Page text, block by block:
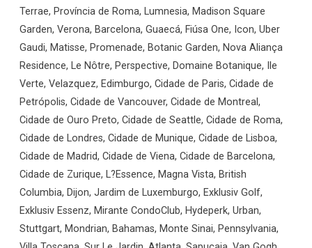
Terrae, Província de Roma, Lumnesia, Madison Square
Garden, Verona, Barcelona, Guaecá, Fiúsa One, Icon, Uber
Gaudi, Matisse, Promenade, Botanic Garden, Nova Aliança
Residence, Le Nôtre, Perspective, Domaine Botanique, Ile
Verte, Velazquez, Edimburgo, Cidade de Paris, Cidade de
Petrópolis, Cidade de Vancouver, Cidade de Montreal,
Cidade de Ouro Preto, Cidade de Seattle, Cidade de Roma,
Cidade de Londres, Cidade de Munique, Cidade de Lisboa,
Cidade de Madrid, Cidade de Viena, Cidade de Barcelona,
Cidade de Zurique, L?Essence, Magna Vista, British
Columbia, Dijon, Jardim de Luxemburgo, Exklusiv Golf,
Exklusiv Essenz, Mirante CondoClub, Hydeperk, Urban,
Stuttgart, Mondrian, Bahamas, Monte Sinai, Pennsylvania,